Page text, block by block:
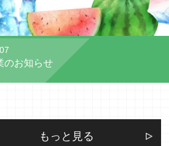
のお知らせ
もっと見る